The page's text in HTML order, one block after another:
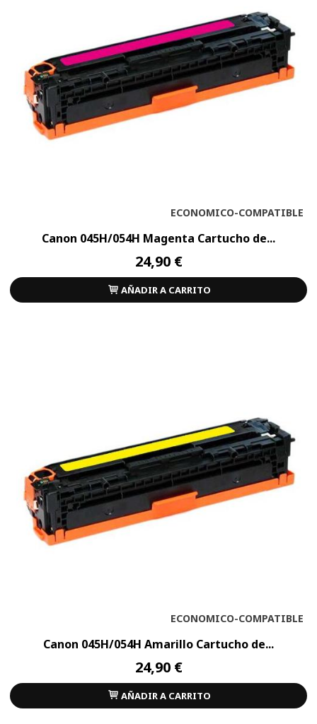
ECONOMICO-COMPATIBLE
Canon 045H/054H Magenta Cartucho de...
24,90 €
AÑADIR A CARRITO
ECONOMICO-COMPATIBLE
Canon 045H/054H Amarillo Cartucho de...
24,90 €
AÑADIR A CARRITO